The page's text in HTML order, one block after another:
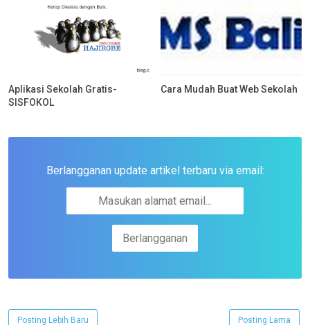
Aplikasi Sekolah Gratis-
SISFOKOL
Cara Mudah Buat Web Sekolah
Berlangganan update artikel terbaru via email:
Posting Lebih Baru Posting Lama